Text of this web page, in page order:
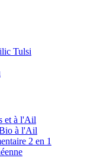
Tulsi
et à l'Ail
à l'Ail
2 en 1